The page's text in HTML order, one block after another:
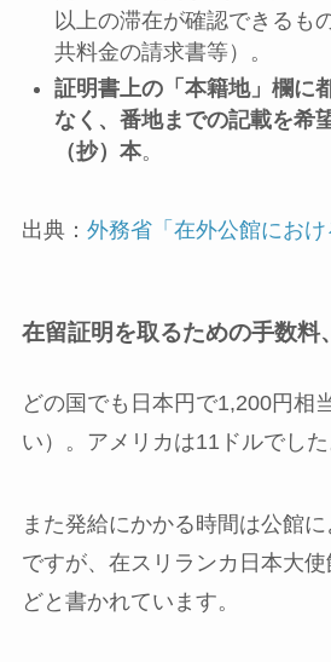
以上の滞在が確認できるも
共料金の請求書等）。
証明書上の「本籍地」欄に
なく、番地までの記載を希
（抄）本。
出典： 外務省「在外公館におけ
在留証明を取るための手数料
どの国でも日本円で1,200円相
い）。アメリカは11ドルでした
また発給にかかる時間は公館
ですが、在スリランカ日本大
どと書かれています。